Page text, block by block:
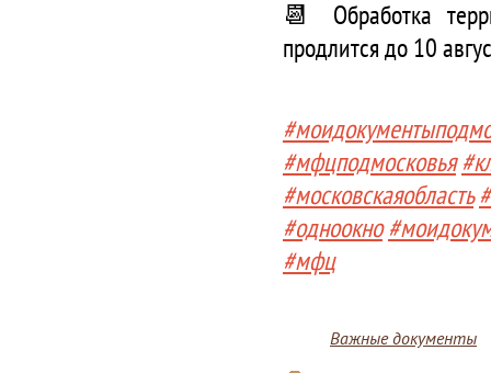
📆 Обработка
продлится до 10
#мфцподмосковья
#московскаяобласть
#одноокно
#мфц
Важные документы